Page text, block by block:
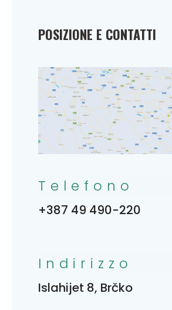
POSIZIONE E CONTATTI
Telefono
+387 49 490-220
Indirizzo
Islahijet 8, Brčko